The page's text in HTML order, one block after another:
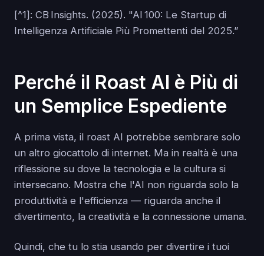
[^1]: CB Insights. (2025). "AI 100: Le Startup di
Intelligenza Artificiale Più Promettenti del 2025.”
Perché il Roast AI è Più di
un Semplice Espediente
A prima vista, il roast AI potrebbe sembrare solo
un altro giocattolo di internet. Ma in realtà è una
riflessione su dove la tecnologia e la cultura si
intersecano. Mostra che l'AI non riguarda solo la
produttività e l'efficienza — riguarda anche il
divertimento, la creatività e la connessione umana.
Quindi, che tu lo stia usando per divertire i tuoi